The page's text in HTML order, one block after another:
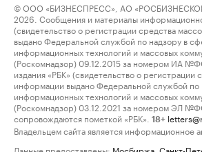
© ООО «БИЗНЕСПРЕСС», АО
2026. Сообщения и материалы
(свидетельство о регистрации средства
выдано Федеральной службой по надзору в
информационных технологий и массовых
(Роскомнадзор) 09.12.2015 за номером ИА
издания «РБК» (свидетельство о регистрации
информации выдано Федеральной службой по
информационных технологий и массовых
(Роскомнадзор) 03.12.2021 за номером ЭЛ
сопровождаются пометкой «РБК».
18+
Владельцем сайта является информационное